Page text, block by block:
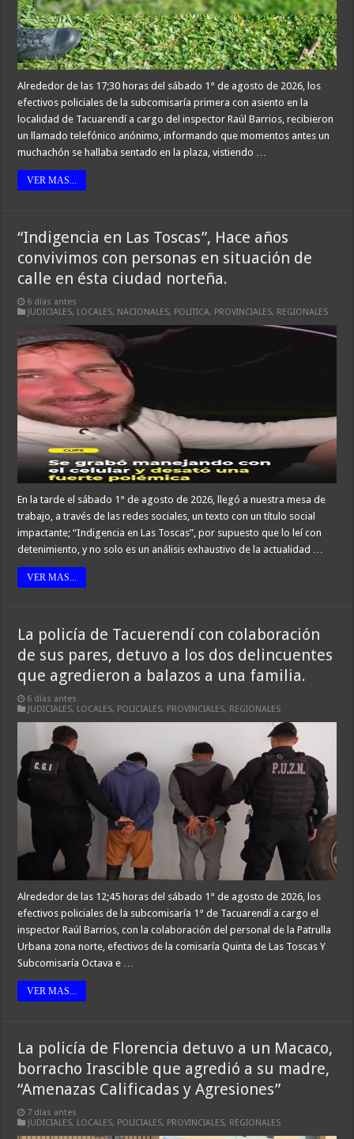
Alrededor de las 17;30 horas del sábado 1° de agosto de 2026, los
efectivos policiales de la subcomisaría primera con asiento en la
localidad de Tacuarendí a cargo del inspector Raúl Barrios, recibieron
un llamado telefónico anónimo, informando que momentos antes un
muchachón se hallaba sentado en la plaza, vistiendo …
VER MAS...
“Indigencia en Las Toscas”, Hace años
convivimos con personas en situación de
calle en ésta ciudad norteña.
6 días antes
JUDICIALES, LOCALES, NACIONALES, POLITICA, PROVINCIALES, REGIONALES
En la tarde el sábado 1° de agosto de 2026, llegó a nuestra mesa de
trabajo, a través de las redes sociales, un texto con un título social
impactante; “Indigencia en Las Toscas”, por supuesto que lo leí con
detenimiento, y no solo es un análisis exhaustivo de la actualidad …
VER MAS...
La policía de Tacuerendí con colaboración
de sus pares, detuvo a los dos delincuentes
que agredieron a balazos a una familia.
6 días antes
JUDICIALES, LOCALES, POLICIALES, PROVINCIALES, REGIONALES
Alrededor de las 12;45 horas del sábado 1° de agosto de 2026, los
efectivos policiales de la subcomisaría 1° de Tacuarendí a cargo el
inspector Raúl Barrios, con la colaboración del personal de la Patrulla
Urbana zona norte, efectivos de la comisaría Quinta de Las Toscas Y
Subcomisaría Octava e …
VER MAS...
La policía de Florencia detuvo a un Macaco,
borracho Irascible que agredió a su madre,
“Amenazas Calificadas y Agresiones”
7 días antes
JUDICIALES, LOCALES, POLICIALES, PROVINCIALES, REGIONALES